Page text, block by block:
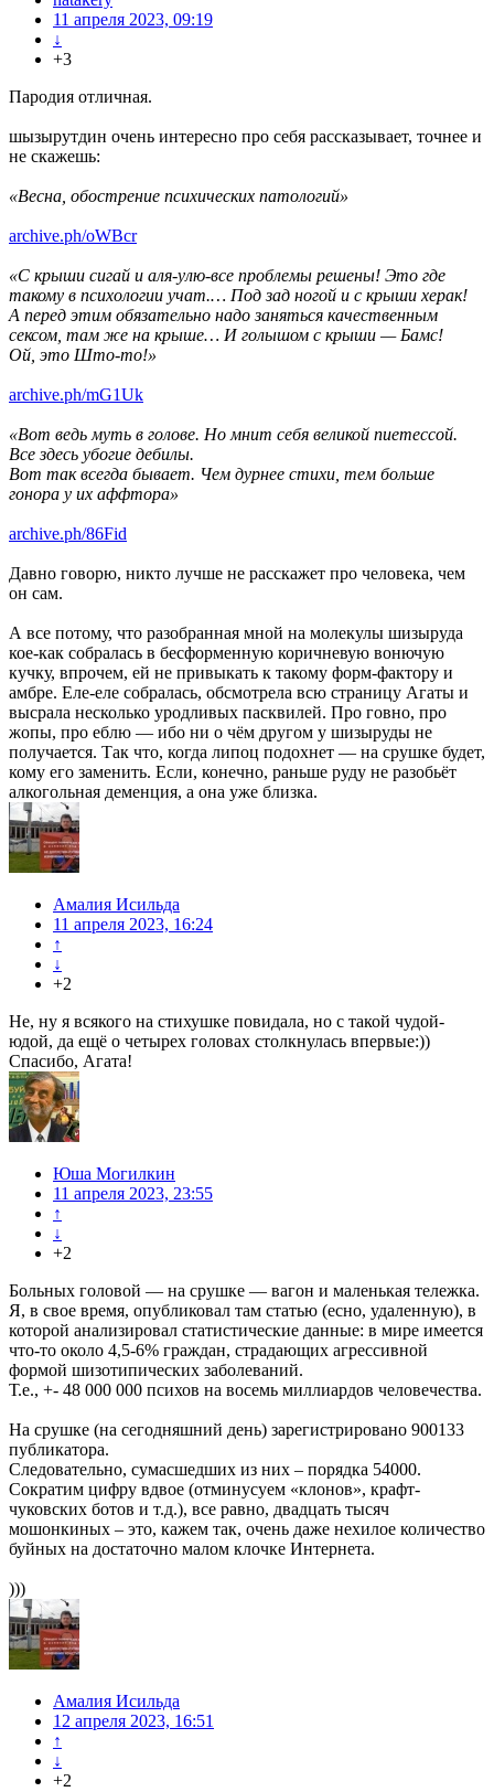
11 апреля 2023, 09:19
↓
+3
Пародия отличная.
шызырутдин очень интересно про себя рассказывает, точнее и
не скажешь:
«Весна, обострение психических патологий»
archive.ph/oWBcr
«С крыши сигай и аля-улю-все проблемы решены! Это где
такому в психологии учат.… Под зад ногой и с крыши херак!
А перед этим обязательно надо заняться качественным
сексом, там же на крыше… И голышом с крыши — Бамс!
Ой, это Што-то!»
archive.ph/mG1Uk
«Вот ведь муть в голове. Но мнит себя великой пиетессой.
Все здесь убогие дебилы.
Вот так всегда бывает. Чем дурнее стихи, тем больше
гонора у их аффтора»
archive.ph/86Fid
Давно говорю, никто лучше не расскажет про человека, чем
он сам.
А все потому, что разобранная мной на молекулы шизыруда
кое-как собралась в бесформенную коричневую вонючую
кучку, впрочем, ей не привыкать к такому форм-фактору и
амбре. Еле-еле собралась, обсмотрела всю страницу Агаты и
высрала несколько уродливых пасквилей. Про говно, про
жопы, про еблю — ибо ни о чём другом у шизыруды не
получается. Так что, когда липоц подохнет — на срушке будет,
кому его заменить. Если, конечно, раньше руду не разобьёт
алкогольная деменция, а она уже близка.
Амалия Исильда
11 апреля 2023, 16:24
↑
↓
+2
Не, ну я всякого на стихушке повидала, но с такой чудой-
юдой, да ещё о четырех головах столкнулась впервые:))
Спасибо, Агата!
Юша Могилкин
11 апреля 2023, 23:55
↑
↓
+2
Больных головой — на срушке — вагон и маленькая тележка.
Я, в свое время, опубликовал там статью (есно, удаленную), в
которой анализировал статистические данные: в мире имеется
что-то около 4,5-6% граждан, страдающих агрессивной
формой шизотипических заболеваний.
Т.е., +- 48 000 000 психов на восемь миллиардов человечества.
На срушке (на сегодняшний день) зарегистрировано 900133
публикатора.
Следовательно, сумасшедших из них – порядка 54000.
Сократим цифру вдвое (отминусуем «клонов», крафт-
чуковских ботов и т.д.), все равно, двадцать тысяч
мошонкиных – это, кажем так, очень даже нехилое количество
буйных на достаточно малом клочке Интернета.
)))
Амалия Исильда
12 апреля 2023, 16:51
↑
↓
+2